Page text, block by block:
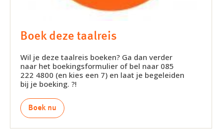
Boek deze taalreis
Wil je deze taalreis boeken? Ga dan verder
naar het boekingsformulier of bel naar 085
222 4800 (en kies een 7) en laat je begeleiden
bij je boeking. ?!
Boek nu